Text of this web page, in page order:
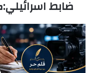
ضابط